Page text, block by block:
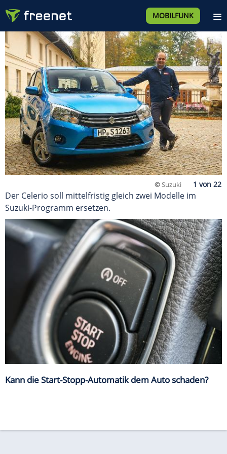
MOBILFUNK
©Suzuki
Der Celerio soll mittelfristig gleich zwei Modelle im
Suzuki-Programm ersetzen.
Kann die Start-Stopp-Automatik dem Auto schaden?